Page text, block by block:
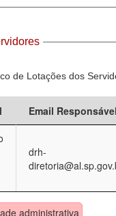
de Lotações dos
Email
drh-
administrativa